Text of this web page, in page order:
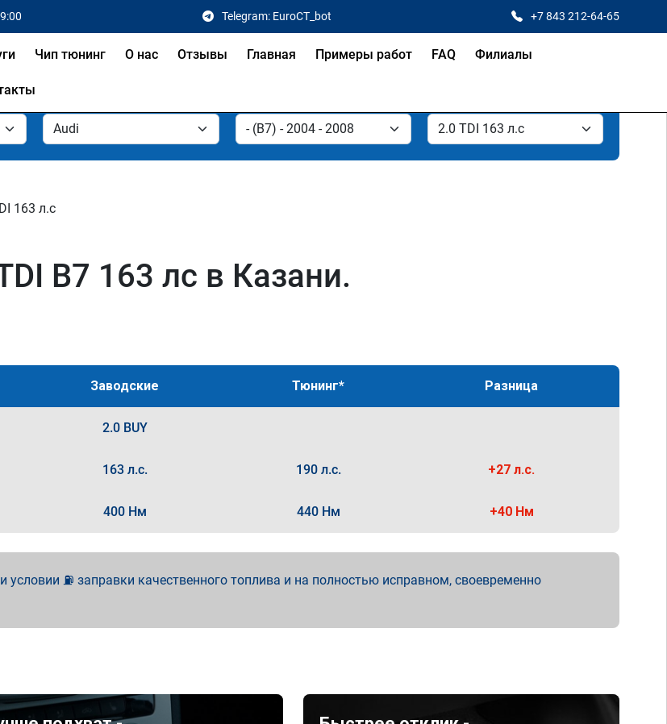
Telegram: EuroCT_bot +7 843 212-64-65
Чип тюнинг О нас Отзывы Главная Примеры работ FAQ Филиалы
163 л.с
B7 163 лс в Казани.
Заводские Тюнинг* Разница
2.0 BUY
163 л.с. 190 л.с. +27 л.с.
400 Нм 440 Нм +40 Нм
⛽ заправки качественного топлива и на полностью исправном, своевременно